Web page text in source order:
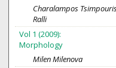
Charalampos
Ralli
Vol 1 (2009):
Morphology
Milen Milenova